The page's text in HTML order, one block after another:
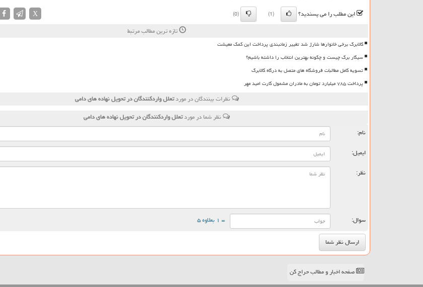
این مطلب را می پسندید؟
(1)
(0)
X
تازه ترین مطالب مرتبط
کالابرگ برخی خانوارها شارژ شد تغییر زمانبندی پرداخت این کمک معیشت
سیگار برگ چیست و چگونه بهترین انتخاب را داشته باشیم؟
تسویه کامل مطالبات فروشگاه های متصل به درگاه کالابرگ
پرداخت ۷۸۵ میلیارد تومان به مادران مشمول کارت امید مهر
نظرات بینندگان در موردتعلل واردكنندگان در تحویل نهاده های دامی
نظر شما در موردتعلل واردكنندگان در تحویل نهاده های دامی
نام:
ایمیل:
نظر:
سوال: = ۱ بعلاوه ۵
صفحه اخبار و مطالب حراج کن